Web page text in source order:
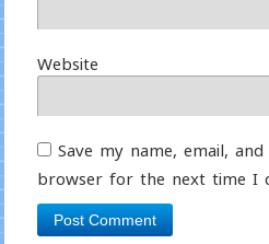
Website
Save my name, email,
browser for the next time I